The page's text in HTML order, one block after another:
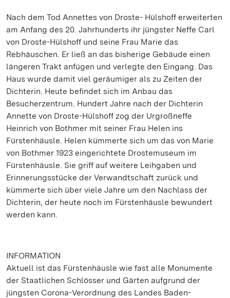
Nach dem Tod Annettes von Droste- Hülshoff erweiterten
am Anfang des 20. Jahrhunderts ihr jüngster Neffe Carl
von Droste-Hülshoff und seine Frau Marie das
Rebhäuschen. Er ließ an das bisherige Gebäude einen
längeren Trakt anfügen und verlegte den Eingang. Das
Haus wurde damit viel geräumiger als zu Zeiten der
Dichterin. Heute befindet sich im Anbau das
Besucherzentrum. Hundert Jahre nach der Dichterin
Annette von Droste-Hülshoff zog der Urgroßneffe
Heinrich von Bothmer mit seiner Frau Helen ins
Fürstenhäusle. Helen kümmerte sich um das von Marie
von Bothmer 1923 eingerichtete Drostemuseum im
Fürstenhäusle. Sie griff auf weitere Leihgaben und
Erinnerungsstücke der Verwandtschaft zurück und
kümmerte sich über viele Jahre um den Nachlass der
Dichterin, der heute noch im Fürstenhäusle bewundert
werden kann.
INFORMATION
Aktuell ist das Fürstenhäusle wie fast alle Monumente
der Staatlichen Schlösser und Gärten aufgrund der
jüngsten Corona-Verordnung des Landes Baden-